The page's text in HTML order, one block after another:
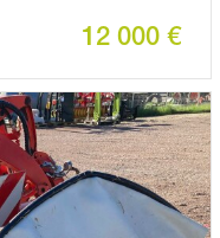
12 000 €